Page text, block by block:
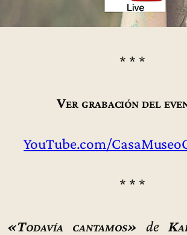
* * *
Ver grabación del
YouTube.com/
* * *
«Todavía cantamos» de